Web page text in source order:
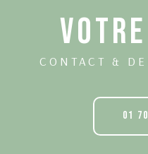
CONTACT &
01